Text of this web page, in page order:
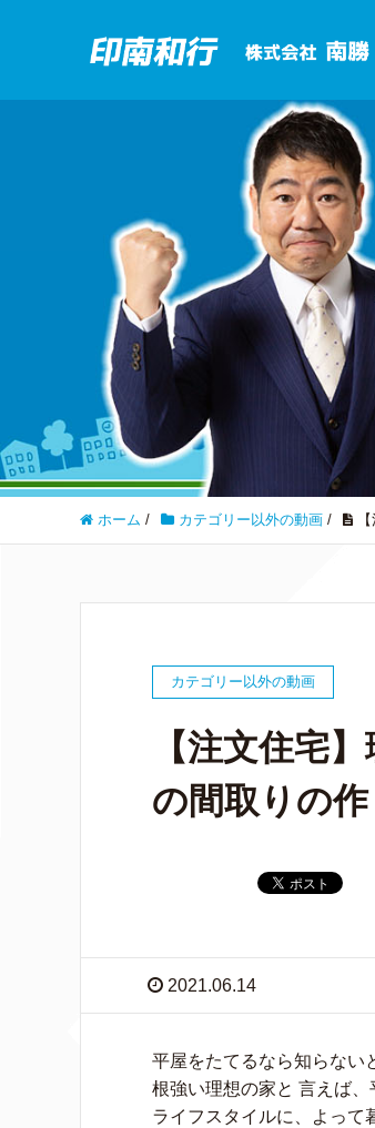
ホーム / カテゴリー以外の動画 /
カテゴリー以外の動画
【注文住宅
の間取りの作
2021.06.14
平屋をたてるなら知らない
根強い理想の家と 言えば、
ライフスタイルに、よって